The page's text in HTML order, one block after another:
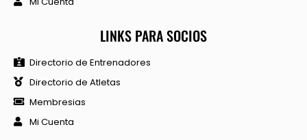
LINKS PARA SOCIOS
Directorio de Entrenadores
Directorio de Atletas
Membresias
Mi Cuenta